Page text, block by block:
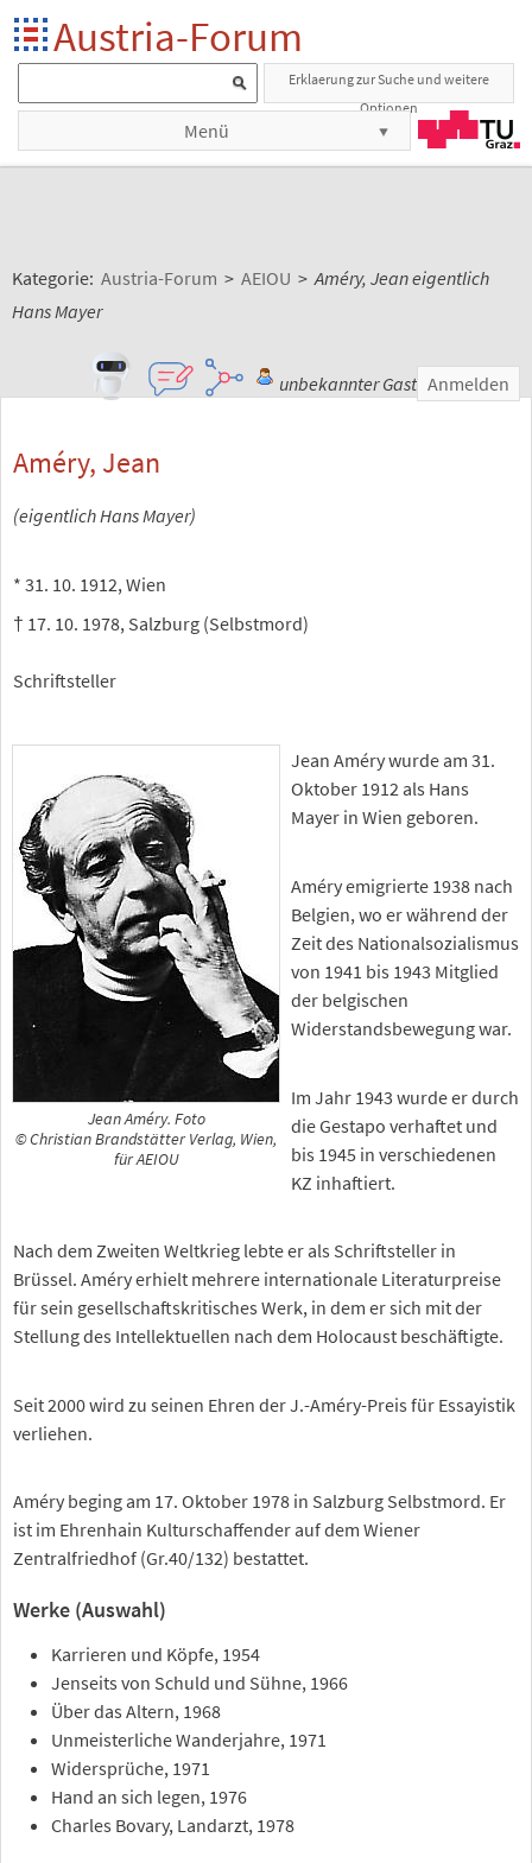
Austria-Forum
Erklaerung zur Suche und weitere
Optionen
Menü
Kategorie: Austria-Forum > AEIOU > Améry, Jean eigentlich
Hans Mayer
unbekannter Gast Anmelden
Améry, Jean
(eigentlich Hans Mayer)
* 31. 10. 1912, Wien
† 17. 10. 1978, Salzburg (Selbstmord)
Schriftsteller
Jean Améry. Foto
© Christian Brandstätter Verlag, Wien,
für AEIOU
Jean Améry wurde am 31.
Oktober 1912 als Hans
Mayer in Wien geboren.
Améry emigrierte 1938 nach
Belgien, wo er während der
Zeit des Nationalsozialismus
von 1941 bis 1943 Mitglied
der belgischen
Widerstandsbewegung war.
Im Jahr 1943 wurde er durch
die Gestapo verhaftet und
bis 1945 in verschiedenen
KZ inhaftiert.
Nach dem Zweiten Weltkrieg lebte er als Schriftsteller in
Brüssel. Améry erhielt mehrere internationale Literaturpreise
für sein gesellschaftskritisches Werk, in dem er sich mit der
Stellung des Intellektuellen nach dem Holocaust beschäftigte.
Seit 2000 wird zu seinen Ehren der J.-Améry-Preis für Essayistik
verliehen.
Améry beging am 17. Oktober 1978 in Salzburg Selbstmord. Er
ist im Ehrenhain Kulturschaffender auf dem Wiener
Zentralfriedhof (Gr.40/132) bestattet.
Werke (Auswahl)
Karrieren und Köpfe, 1954
Jenseits von Schuld und Sühne, 1966
Über das Altern, 1968
Unmeisterliche Wanderjahre, 1971
Widersprüche, 1971
Hand an sich legen, 1976
Charles Bovary, Landarzt, 1978